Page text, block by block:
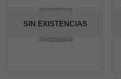
SIN EXISTENCIAS